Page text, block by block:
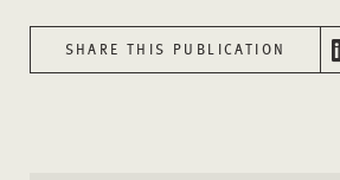
SHARE THIS PUBLICATION